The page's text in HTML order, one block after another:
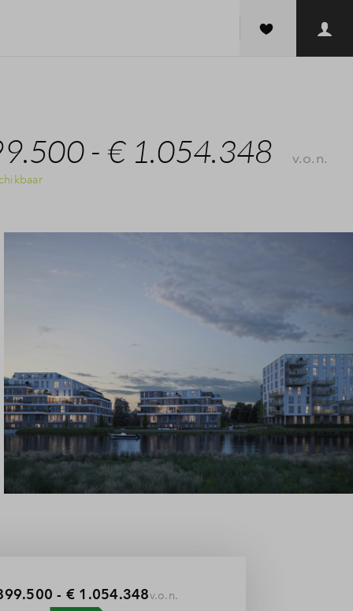
- € 1.054.348 v.o.n.
- € 1.054.348v.o.n.